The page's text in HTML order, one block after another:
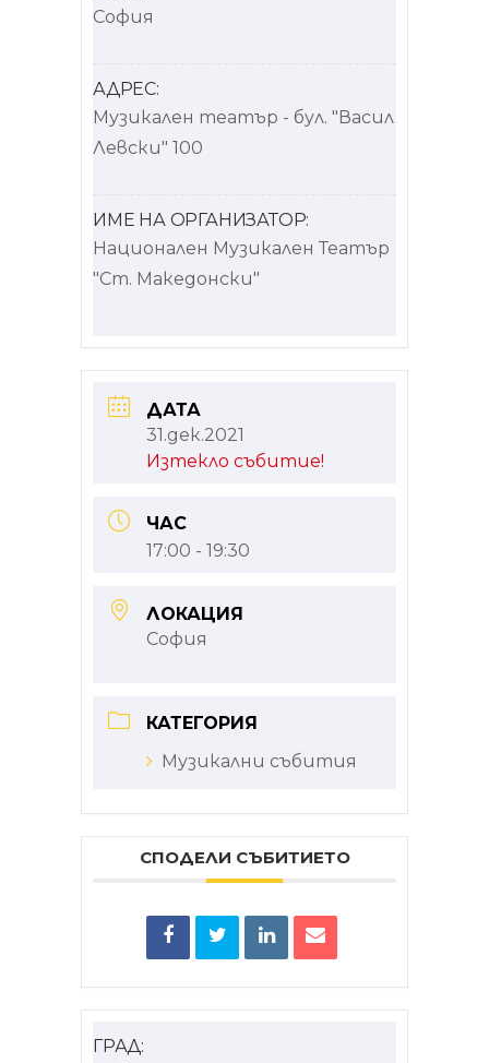
София
АДРЕС:
Музикален театър - бул. "Васил
Левски" 100
ИМЕ НА ОРГАНИЗАТОР:
Национален Музикален Театър
"Ст. Македонски"
ДАТА
31.дек.2021
Изтекло събитие!
ЧАС
17:00 - 19:30
ЛОКАЦИЯ
София
КАТЕГОРИЯ
Музикални събития
СПОДЕЛИ СЪБИТИЕТО
ГРАД: